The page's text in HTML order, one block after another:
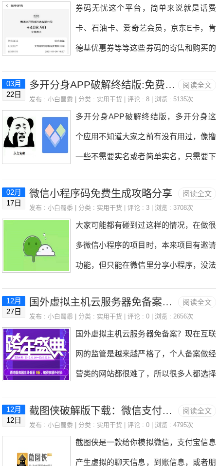
是狗看了都心动啊，后来进去咨询了一
下，是跳转到淘宝之外的发卡链接交易
的，小白蜀黍就觉得不靠谱，再之后去搜
虽然价格不同，但是套路还是差不多的。
了，获得的CC豆过一个月会过期，所以
要在一个月内获得1000CC豆。现在建行
CC豆活动更新的还是挺快的，每年都会
有新的一期，现在叫造福季存福气，给你
一个新的福气罐，随着福气罐的等级提
天可以领取100CC豆，小白蜀黍现在是
券码无忧这个平台，简单来说就是话费
卡、石油卡、爱奇艺会员，京东E卡，肯
德基优惠券等等这些券码的寄售和购买的
过发展到现在，也都是同一个平台了，不
了，但是看了下可提现余额，有408元可
以提现的，提现试了下，秒到账，这就让
我对这个平台刮目相看了，好平台啊！这
么多个月邀请链接失效，岂不是又亏了好
几万元。玖玖收（券码无忧）注册：点我
登录或者手机扫描下方二维码进入现在很
阅读全文
03月
22日
多开分身APP破解终结版:免费使用应用多开撸毛必备
发布 :小白蜀黍 | 分类 : 实用干货 | 评论 : 8 | 浏览 : 5135次
多开分身APP破解终结版，多开分身这
个应用不知道大家之前有没有用过，像撸
一些不需要实名或者简单实名，只需要下
了N个手机下载app，不容易被检测到。
了点钱使用，后来就没怎么用了。最近发
现破零吧分享了这个多开分身终结版，也
就是破解版，免费使用，能够实现应用多
开，制作分身，虚拟定位，还有微信和Q
Q红包助手，也分享给大家，用的到的时
下载后，打开界面如下：2.主要功能上面
阅读全文
02月
17日
微信小程序码免费生成攻略分享
发布 :小白蜀黍 | 分类 : 实用干货 | 评论 : 3 | 浏览 : 3708次
大家可能都有碰到过这样的情况，在做很
多微信小程序的项目时，本来项目有邀请
功能，但只能在微信里分享小程序，没法
这样在推广时，只能微信渠道推广，不能
换工具，只要关注公众号就能自动转小程
序码！微信小程序全自动转码的机器人，
也就是添加这个机器人为微信好友，然后
阅读全文
12月
27日
国外虚拟主机云服务器免备案？恒创主机跨年活动很便宜
发布 :小白蜀黍 | 分类 : 实用干货 | 评论 : 0 | 浏览 : 2656次
国外虚拟主机云服务器免备案？现在互联
网的监管是越来越严格了，个人备案做经
营类的网站都很难了，所以很多人都选择
给大家推荐一下恒创主机，是自己一直在
阅读全文
12月
12日
截图侠破解版下载：微信支付宝发朋友圈转账等装逼神器
发布 :小白蜀黍 | 分类 : 实用干货 | 评论 : 0 | 浏览 : 4795次
截图侠是一款给你模拟微信，支付宝信息
产生虚拟的聊天信息，到账信息，或者朋